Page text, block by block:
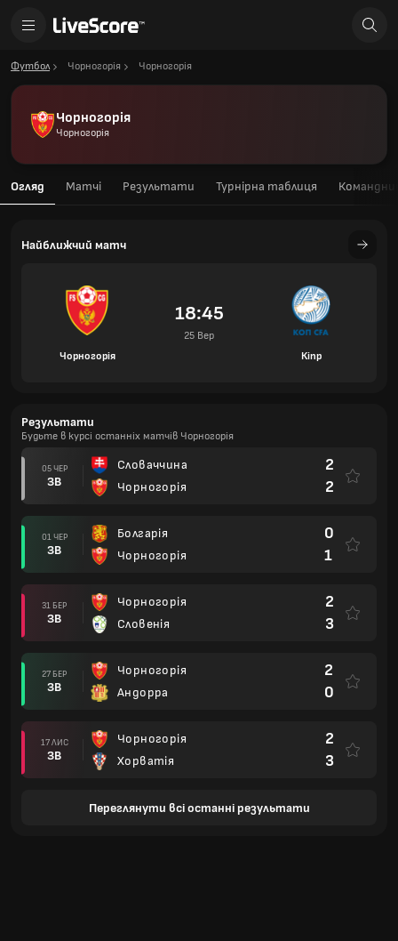
Футбол Чорногорія Чорногорія
Чорногорія
Чорногорія
Огляд Матчі Результати Турнірна таблиця
Найближчий матч
Чорногорія
18:45
25 Вер
Кіпр
Результати
Будьте в курсі останніх матчів Чорногорія
05 ЧЕР
ЗВ
Словаччина
Чорногорія
2
2
01 ЧЕР
ЗВ
Болгарія
Чорногорія
0
1
31 БЕР
ЗВ
Чорногорія
Словенія
2
3
27 БЕР
ЗВ
Чорногорія
Андорра
2
0
17 ЛИС
ЗВ
Чорногорія
Хорватія
2
3
Переглянути всі останні результати